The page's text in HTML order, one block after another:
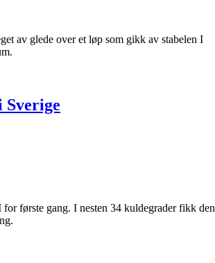
av glede over et løp som gikk av stabelen I
første gang. I nesten 34 kuldegrader fikk den